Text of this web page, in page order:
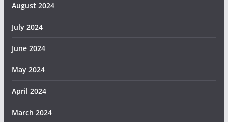
August 2024
July 2024
June 2024
May 2024
April 2024
March 2024